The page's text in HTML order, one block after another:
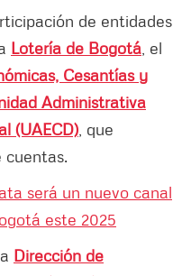
de entidades
Lotería de Bogotá , el
Cesantías y
Administrativa
(UAECD) , que
cuentas.
será un nuevo canal
este 2025
Dirección de